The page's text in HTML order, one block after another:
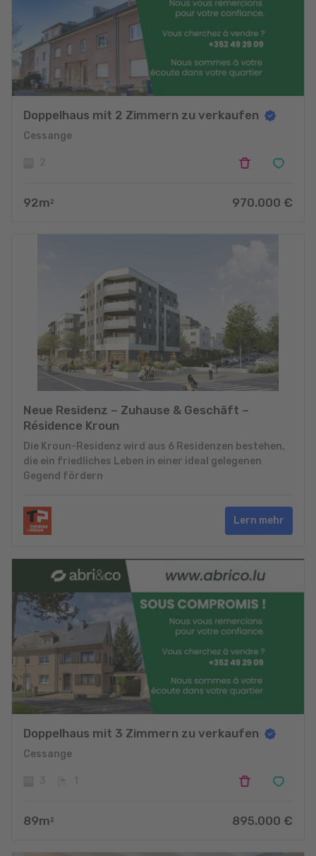
Doppelhaus mit 2 Zimmern zu verkaufen
Cessange
92m 2 970.000 €
Neue Residenz – Zuhause & Geschäft –
Résidence Kroun
Die Kroun-Residenz wird aus 6 Residenzen bestehen,
die ein friedliches Leben in einer ideal gelegenen
Gegend fördern
Lern mehr
Doppelhaus mit 3 Zimmern zu verkaufen
Cessange
89m 2 895.000 €